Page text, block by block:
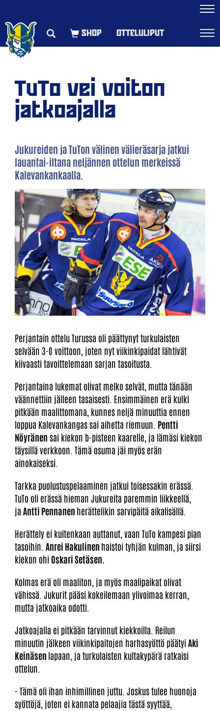
OTTELULIPUT
TuTo vei voiton
jatkoajalla
Jukureiden ja TuTon välinen välieräsarja jatkui
lauantai-iltana neljännen ottelun merkeissä
Kalevankankaalla.
Perjantain ottelu Turussa oli päättynyt turkulaisten
selvään 3-0 voittoon, joten nyt viikinkipaidat lähtivät
kiivaasti tavoittelemaan sarjan tasoitusta.
Perjantaina lukemat olivat melko selvät, mutta tänään
väännettiin jälleen tasaisesti. Ensimmäinen erä kulki
pitkään maalittomana, kunnes neljä minuuttia ennen
loppua Kalevankangas sai aihetta riemuun. Pentti
Nöyränen sai kiekon b-pisteen kaarelle, ja lämäsi kiekon
täysillä verkkoon. Tämä osuma jäi myös erän
ainokaiseksi.
Tarkka puolustuspelaaminen jatkui toisessakin erässä.
TuTo oli erässä hieman Jukureita paremmin liikkeellä,
ja Antti Pennanen herättelikin sarvipäitä aikalisällä.
Herättely ei kuitenkaan auttanut, vaan TuTo kampesi pian
tasoihin. Anrei Hakulinen haistoi tyhjän kulman, ja siirsi
kiekon ohi Oskari Setäsen.
Kolmas erä oli maaliton, ja myös maalipaikat olivat
vähissä. Jukurit pääsi kokeilemaan ylivoimaa kerran,
mutta jatkoaika odotti.
Jatkoajalla ei pitkään tarvinnut kiekkoilla. Reilun
minuutin jälkeen viikinkipaitojen harhasyöttö päätyiAki
Keinäsen lapaan, ja turkulaisten kultakypärä ratkaisi
ottelun.
- Tämä oli ihan inhimillinen juttu. Joskus tulee huonoja
syöttöjä, joten ei kannata pelaajia tästä syyttää,